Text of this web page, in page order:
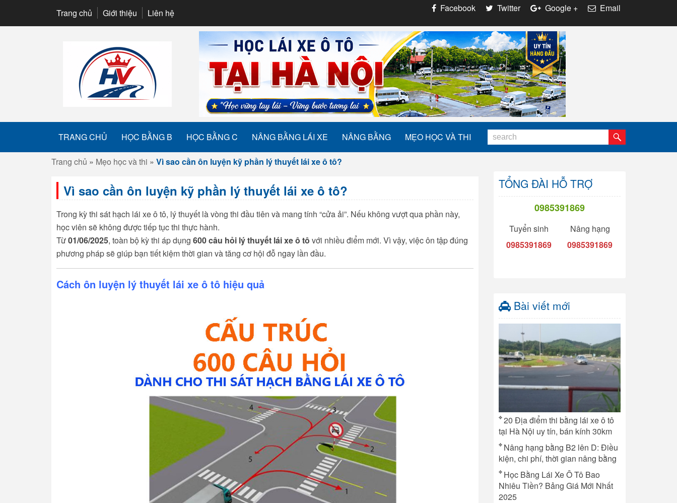
Trang chủ Giới thiệu Liên hệ Facebook Twitter Google + Email
TRANG CHỦ HỌC BẰNG B HỌC BẰNG C NÂNG BẰNG LÁI XE NÂNG BẰNG MẸO HỌC VÀ THI
Trang chủ » Mẹo học và thi » Vì sao cần ôn luyện kỹ phần lý thuyết lái xe ô tô?
Vì sao cần ôn luyện kỹ phần lý thuyết lái xe ô tô?
Trong kỳ thi sát hạch lái xe ô tô, lý thuyết là vòng thi đầu tiên và mang tính “cửa ải”. Nếu không vượt qua phần này,
học viên sẽ không được tiếp tục thi thực hành.
Từ01/06/2025, toàn bộ kỳ thi áp dụng 600 câu hỏi lý thuyết lái xe ô tô với nhiều điểm mới. Vì vậy, việc ôn tập đúng
phương pháp sẽ giúp bạn tiết kiệm thời gian và tăng cơ hội đỗ ngay lần đầu.
Cách ôn luyện lý thuyết lái xe ô tô hiệu quả
TỔNG ĐÀI HỖ TRỢ
0985391869
Tuyển sinh
0985391869
Nâng hạng
0985391869
Bài viết mới
20 Địa điểm thi bằng lái xe ô tô
tại Hà Nội uy tín, bán kính 30km
Nâng hạng bằng B2 lên D: Điều
kiện, chi phí, thời gian nâng bằng
Học Bằng Lái Xe Ô Tô Bao
Nhiêu Tiền? Bảng Giá Mới Nhất
2025